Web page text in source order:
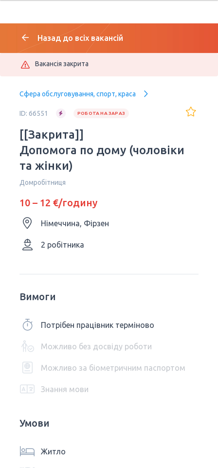
Назад до всіх вакансій
Вакансія закрита
Сфера обслуговування, спорт, краса
ID: 66551 РОБОТА НА ЗАРАЗ
[[Закрита]]
Допомога по дому (чоловіки
та жінки)
Домробітниця
10 – 12 €/годину
Німеччина, Фірзен
2 робітника
Вимоги
Потрібен працівник терміново
Можливо без досвіду роботи
Можливо за біометричним паспортом
Знання мови
Умови
Житло